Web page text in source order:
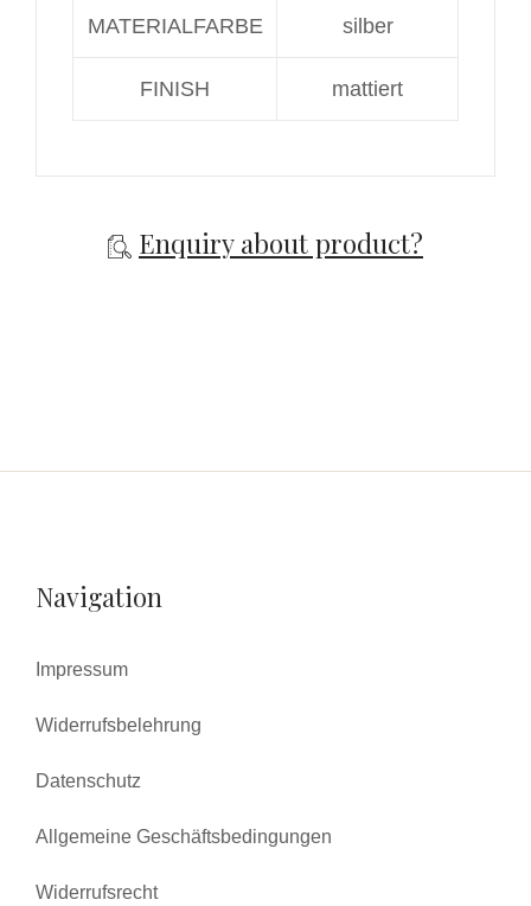
MATERIALFARBE silber
FINISH mattiert
Enquiry about product?
Navigation
Impressum
Widerrufsbelehrung
Datenschutz
Allgemeine Geschäftsbedingungen
Widerrufsrecht